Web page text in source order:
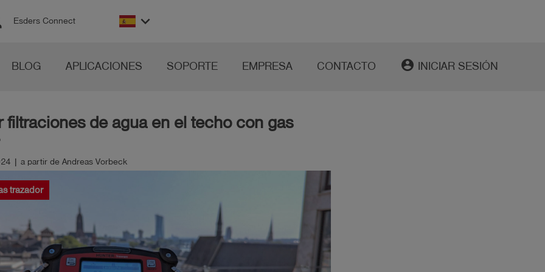
Esders Connect keyboard_arrow_down
BLOG APLICACIONES SOPORTE EMPRESA CONTACTO account_circle INICIAR SESIÓN
filtraciones de agua en el techo con gas
| a partir de Andreas Vorbeck
trazador